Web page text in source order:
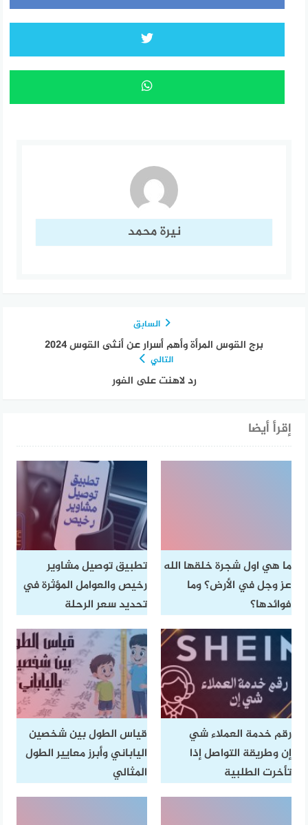
نيرة محمد
السابق
برج القوس المرأة وأهم أسرار عن أنثى القوس 2024
التالي
رد لاهنت على الفور
إقرأ أيضا
ما هي اول شجرة خلقها الله
عز وجل في الأرض؟ وما
فوائدها؟
تطبيق توصيل مشاوير
رخيص والعوامل المؤثرة في
تحديد سعر الرحلة
رقم خدمة العملاء شي
إن وطريقة التواصل إذا
تأخرت الطلبية
قياس الطول بين شخصين
الياباني وأبرز معايير الطول
المثالي